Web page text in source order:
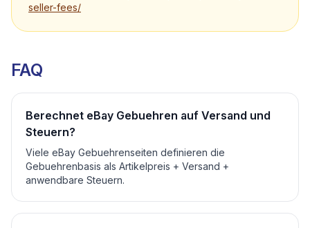
seller-fees/
FAQ
Berechnet eBay Gebuehren auf Versand und
Steuern?
Viele eBay Gebuehrenseiten definieren die
Gebuehrenbasis als Artikelpreis + Versand +
anwendbare Steuern.